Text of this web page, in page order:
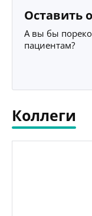
Оставить
А вы бы
пациентам?
Коллеги